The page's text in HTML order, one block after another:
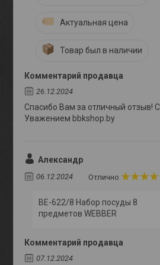
Актуальная цена
Товар был в наличии
Комментарий продавца
26.12.2024
Спасибо Вам за отличный отзыв! С
Уважением bbkshop.by
Александр
06.12.2024 Отлично
BE-622/8 Набор посуды 8
предметов WEBBER
Комментарий продавца
07.12.2024